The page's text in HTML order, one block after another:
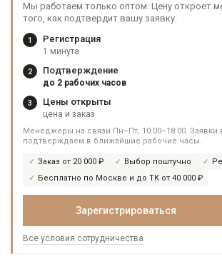
Мы работаем только оптом. Цену откроет
того, как подтвердит вашу заявку.
1 Регистрация
1 минута
2 Подтверждение
до 2 рабочих часов
3 Цены открыты
цена и заказ
Менеджеры на связи Пн–Пт, 10:00–18:00. Заявки
подтверждаем в ближайшие рабочие часы.
Заказ от 20 000 ₽ Выбор поштучно
Бесплатно по Москве и до ТК от 40 000 ₽
Зарегистрироваться
Все условия сотрудничества